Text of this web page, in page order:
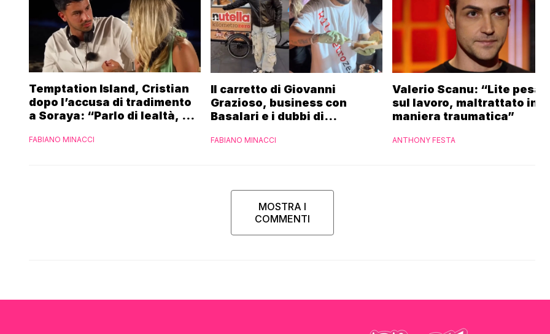
Temptation Island, Cristian
dopo l’accusa di tradimento
a Soraya: “Parlo di lealtà, ma
FABIANO MINACCI
Il carretto di Giovanni
Grazioso, business con
Basalari e i dubbi di
Ferrero”
FABIANO MINACCI
Valerio Scanu: “Lite
sul lavoro, maltrattato in
maniera traumatica”
ANTHONY FESTA
MOSTRA I
COMMENTI